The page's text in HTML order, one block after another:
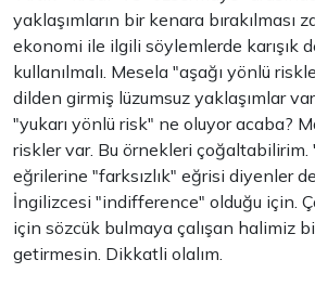
yaklaşımların bir kenara bırakılması
ekonomi ile ilgili söylemlerde karışık
kullanılmalı. Mesela "aşağı yönlü
dilden girmiş lüzumsuz yaklaşımlar
"yukarı yönlü risk" ne oluyor acaba?
riskler var. Bu örnekleri çoğaltabilirim.
eğrilerine "farksızlık" eğrisi diyenler
İngilizcesi "indifference" olduğu için.
için sözcük bulmaya çalışan halimiz
getirmesin. Dikkatli olalım.